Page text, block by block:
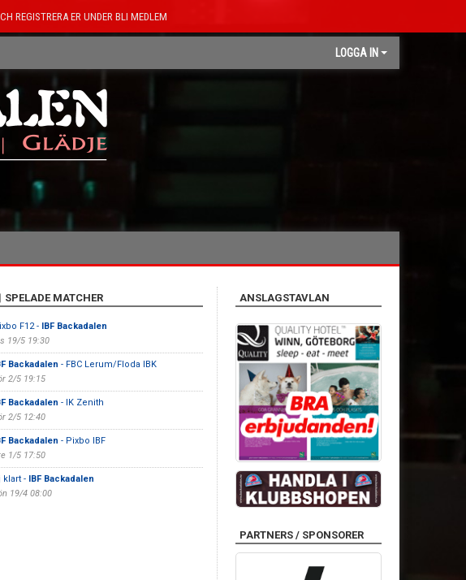
REGISTRERA ER UNDER BLI MEDLEM
LOGGA IN
SPELADE MATCHER
F12 - IBF Backadalen
19/5 19:30
Backadalen - FBC Lerum/Floda IBK
2/5 19:15
Backadalen - IK Zenith
2/5 12:40
Backadalen - Pixbo IBF
1/5 17:50
klart - IBF Backadalen
19/4 08:00
ANSLAGSTAVLAN
PARTNERS / SPONSORER